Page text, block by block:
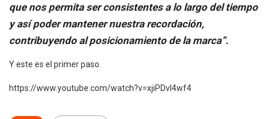
que nos permita ser consistentes a lo largo del tiempo
y así poder mantener nuestra recordación,
contribuyendo al posicionamiento de la marca”.
Y este es el primer paso.
https://www.youtube.com/watch?v=xjiPDvI4wf4